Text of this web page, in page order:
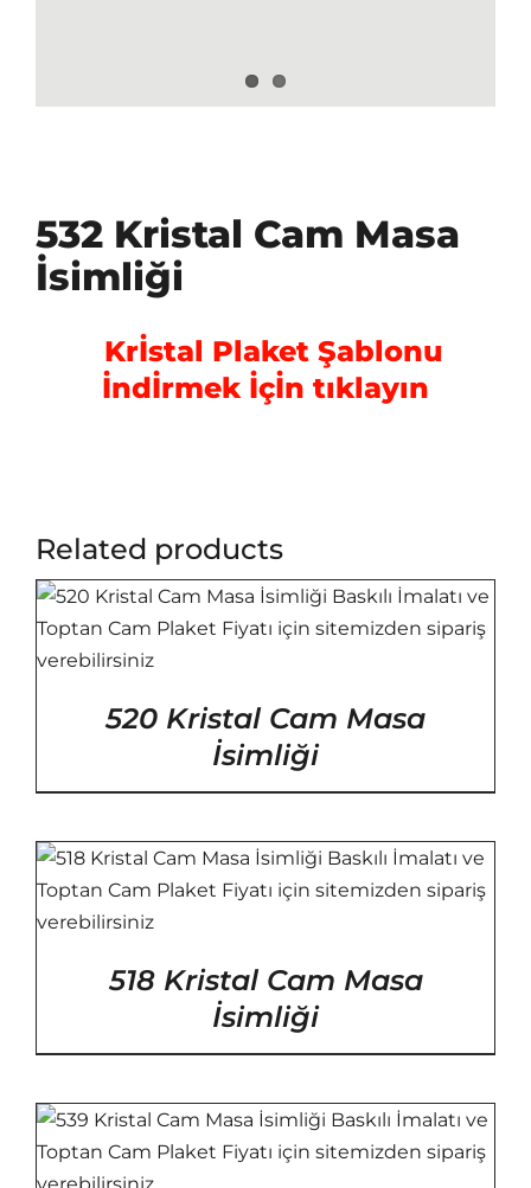
532 Kristal Cam Masa
İsimliği
Krİstal Plaket Şablonu
İndİrmek İçİn tıklayın
Related products
520 Kristal Cam Masa
İsimliği
518 Kristal Cam Masa
İsimliği